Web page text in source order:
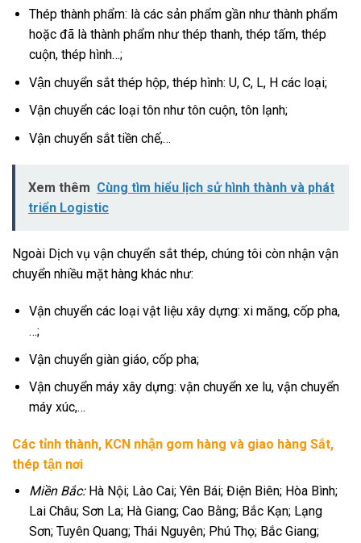
Thép thành phẩm: là các sản phẩm gần như thành phẩm
hoặc đã là thành phẩm như thép thanh, thép tấm, thép
cuộn, thép hình…;
Vận chuyển sắt thép hộp, thép hình: U, C, L, H các loại;
Vận chuyển các loại tôn như tôn cuộn, tôn lạnh;
Vận chuyển sắt tiền chế,…
Xem thêm Cùng tìm hiểu lịch sử hình thành và phát
triển Logistic
Ngoài Dịch vụ vận chuyển sắt thép, chúng tôi còn nhận vận
chuyển nhiều mặt hàng khác như:
Vận chuyển các loại vật liệu xây dựng: xi măng, cốp pha,
…;
Vận chuyển giàn giáo, cốp pha;
Vận chuyển máy xây dựng: vận chuyển xe lu, vận chuyển
máy xúc,…
Các tỉnh thành, KCN nhận gom hàng và giao hàng Sắt,
thép tận nơi
Miền Bắc:Hà Nội; Lào Cai; Yên Bái; Điện Biên; Hòa Bình;
Lai Châu; Sơn La; Hà Giang; Cao Bằng; Bắc Kạn; Lạng
Sơn; Tuyên Quang; Thái Nguyên; Phú Thọ; Bắc Giang;